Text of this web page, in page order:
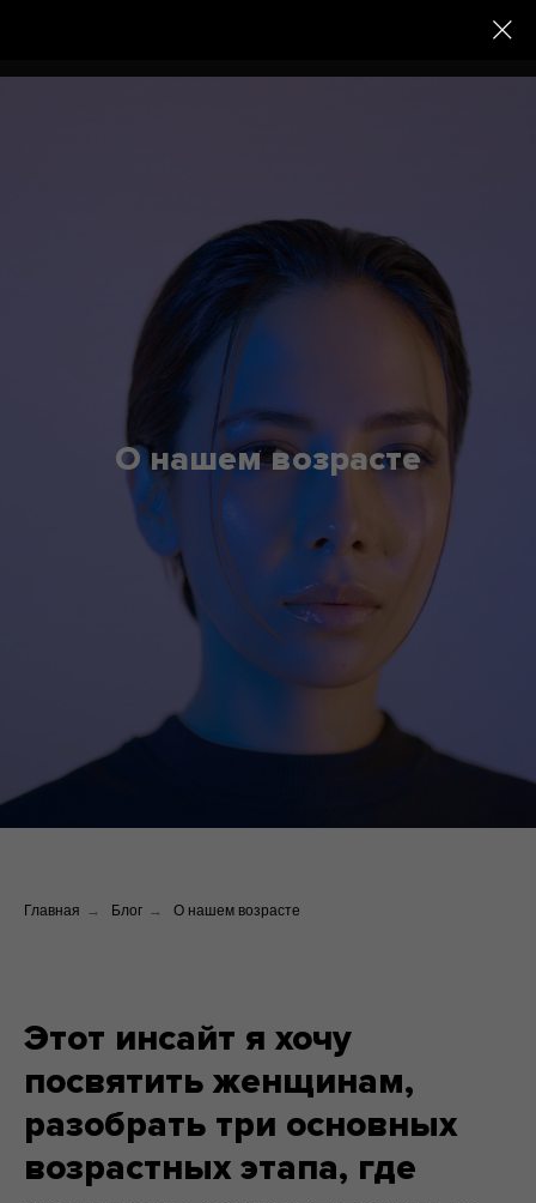
О нашем возрасте
Главная → Блог → О нашем возрасте
Этот инсайт я хочу
посвятить женщинам,
разобрать три основных
возрастных этапа, где